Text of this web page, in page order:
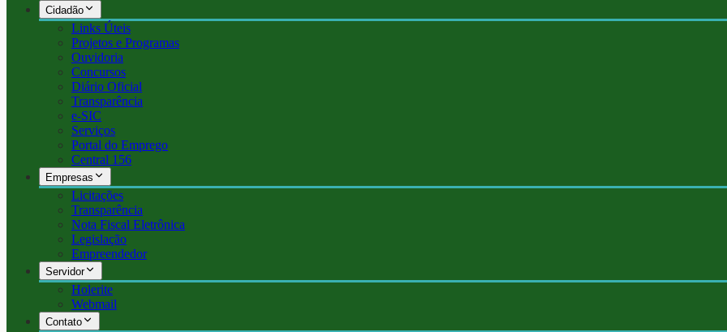
Cidadão
Links Úteis
Projetos e Programas
Ouvidoria
Concursos
Diário Oficial
Transparência
e-SIC
Serviços
Portal do Emprego
Central 156
Empresas
Licitações
Transparência
Nota Fiscal Eletrônica
Legislação
Empreendedor
Servidor
Holerite
Webmail
Contato